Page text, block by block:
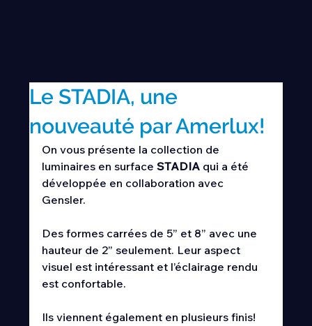
Le STADIA, une
nouveauté par Amerlux!
On vous présente la collection de
luminaires en surface STADIA qui a été
développée en collaboration avec
Gensler.
Des formes carrées de 5” et 8” avec une
hauteur de 2” seulement. Leur aspect
visuel est intéressant et l’éclairage rendu
est confortable.
Ils viennent également en plusieurs finis!